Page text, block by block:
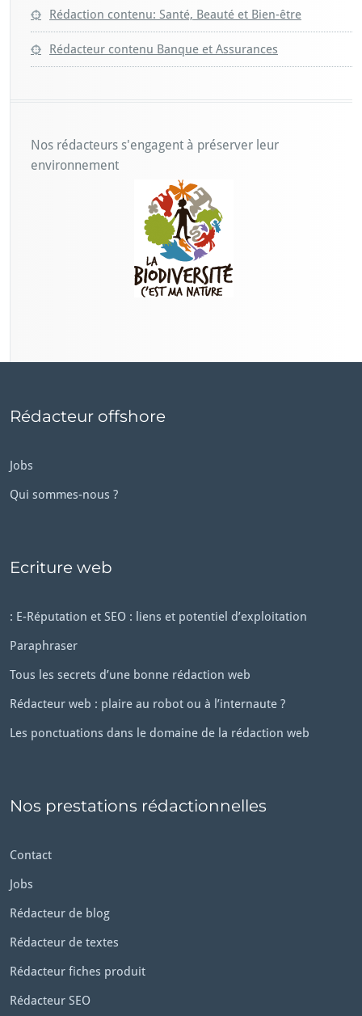
Rédaction contenu: Santé, Beauté et Bien-être
Rédacteur contenu Banque et Assurances
Nos rédacteurs s'engagent à préserver leur
environnement
Rédacteur offshore
Jobs
Qui sommes-nous ?
Ecriture web
: E-Réputation et SEO : liens et potentiel d’exploitation
Paraphraser
Tous les secrets d’une bonne rédaction web
Rédacteur web : plaire au robot ou à l’internaute ?
Les ponctuations dans le domaine de la rédaction web
Nos prestations rédactionnelles
Contact
Jobs
Rédacteur de blog
Rédacteur de textes
Rédacteur fiches produit
Rédacteur SEO